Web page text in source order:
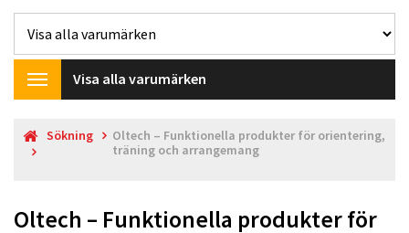
Toggle
navigation
Visa alla varumärken
Sökning
Oltech – Funktionella produkter för orientering,
träning och arrangemang
Oltech – Funktionella produkter för